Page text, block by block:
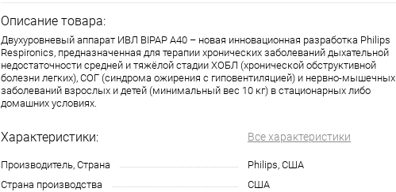
Описание товара:
Двухуровневый аппарат ИВЛ BIPAP A40 – новая инновационная разработка Philips
Respironics, предназначенная для терапии хронических заболеваний дыхательной
недостаточности средней и тяжёлой стадии ХОБЛ (хронической обструктивной
болезни легких), СОГ (синдрома ожирения с гиповентиляцией) и нервно-мышечных
заболеваний взрослых и детей (минимальный вес 10 кг) в стационарных либо
домашних условиях.
Характеристики: Все характеристики
Производитель, Страна
Philips, США
Страна производства
США